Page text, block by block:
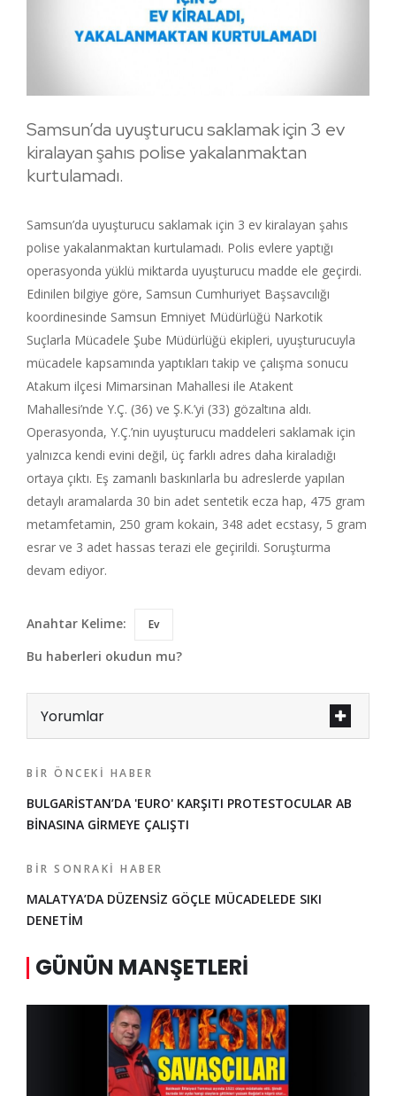
Samsun’da uyuşturucu saklamak için 3 ev
kiralayan şahıs polise yakalanmaktan
kurtulamadı.
Samsun’da uyuşturucu saklamak için 3 ev kiralayan şahıs
polise yakalanmaktan kurtulamadı. Polis evlere yaptığı
operasyonda yüklü miktarda uyuşturucu madde ele geçirdi.
Edinilen bilgiye göre, Samsun Cumhuriyet Başsavcılığı
koordinesinde Samsun Emniyet Müdürlüğü Narkotik
Suçlarla Mücadele Şube Müdürlüğü ekipleri, uyuşturucuyla
mücadele kapsamında yaptıkları takip ve çalışma sonucu
Atakum ilçesi Mimarsinan Mahallesi ile Atakent
Mahallesi’nde Y.Ç. (36) ve Ş.K.’yi (33) gözaltına aldı.
Operasyonda, Y.Ç.’nin uyuşturucu maddeleri saklamak için
yalnızca kendi evini değil, üç farklı adres daha kiraladığı
ortaya çıktı. Eş zamanlı baskınlarla bu adreslerde yapılan
detaylı aramalarda 30 bin adet sentetik ecza hap, 475 gram
metamfetamin, 250 gram kokain, 348 adet ecstasy, 5 gram
esrar ve 3 adet hassas terazi ele geçirildi. Soruşturma
devam ediyor.
Anahtar Kelime: Ev
Bu haberleri okudun mu?
Yorumlar
BIR ÖNCEKI HABER
BULGARİSTAN’DA 'EURO' KARŞITI PROTESTOCULAR AB
BİNASINA GİRMEYE ÇALIŞTI
BIR SONRAKI HABER
MALATYA’DA DÜZENSİZ GÖÇLE MÜCADELEDE SIKI
DENETİM
GÜNÜN MANŞETLERI